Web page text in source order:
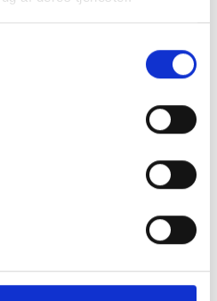
Pro/14/16e/17e
149 kr.